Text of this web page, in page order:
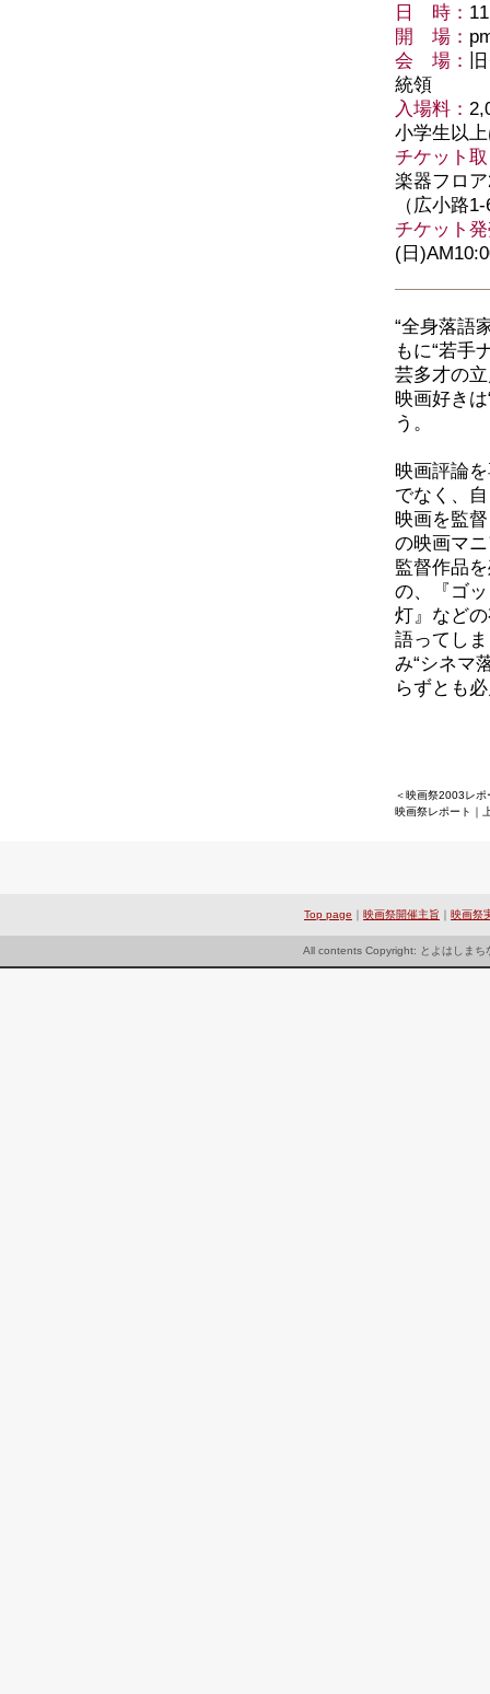
日 時：
開 場：
会 場：
統領
入場料：
小学生以
チケット
楽器フロ
（広小路
チケット
(日
“全身落語
もに“若手
芸多才の
映画好き
う。
映画評論
でなく、
映画を監
の映画マ
監督作品
の、『ゴ
灯』など
語ってし
み“シネマ
らずとも
＜映画祭2003レポ
映画祭レポート｜
Top page ｜ 映画祭開催主旨 ｜ 映画祭
All contents Copyright: とよはしまち